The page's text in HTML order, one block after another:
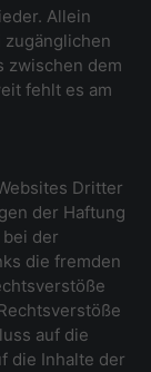
Allein
zwischen dem
fehlt es am
Dritter
der Haftung
der
die fremden
auf die
die Inhalte der